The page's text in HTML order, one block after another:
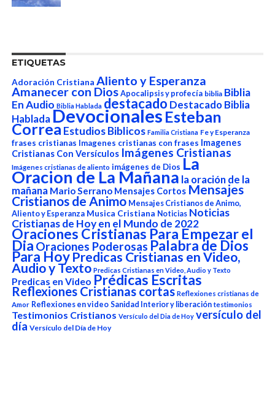
ETIQUETAS
Adoración Cristiana Aliento y Esperanza
Amanecer con Dios Apocalipsis y profecía biblia Biblia
En Audio Biblia Hablada destacado Destacado Biblia
HabladaDevocionalesEsteban
Correa Estudios Biblicos Familia Cristiana Fe y Esperanza
frases cristianas Imagenes cristianas con frases Imagenes
Cristianas Con Versículos Imágenes Cristianas
Imágenes cristianas de aliento imágenes de Dios La
Oracion de La Mañana la oración de la
mañana Mario Serrano Mensajes Cortos Mensajes
Cristianos de Animo Mensajes Cristianos de Animo,
Aliento y Esperanza Musica Cristiana Noticias Noticias
Cristianas de Hoy en el Mundo de 2022
Oraciones Cristianas Para Empezar el
Dia Oraciones Poderosas Palabra de Dios
Para Hoy Predicas Cristianas en Video,
Audio y Texto Predicas Cristianas en Video, Audio y Texto
Predicas en Video Prédicas Escritas
Reflexiones Cristianas cortas Reflexiones cristianas de
Amor Reflexiones en video Sanidad Interior y liberación testimonios
Testimonios Cristianos Versículo del Dia de Hoy versículo del
día Versículo del Día de Hoy